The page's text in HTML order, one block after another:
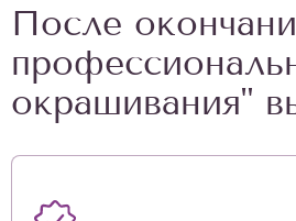
После
окрашивания"